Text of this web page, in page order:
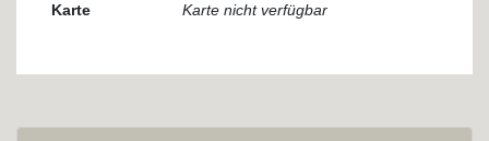
Karte Karte nicht verfügbar